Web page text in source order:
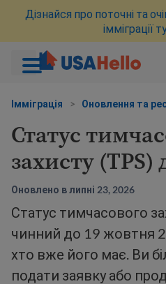
до
Дізнайся про поточні та
імміграції
Імміграція > Оновлення та
Статус
захисту (TPS)
Оновлено в липні 23, 2026
Статус тимчасового
чинний до 19 жовтня
хто вже його має. Ви
подати заявку або